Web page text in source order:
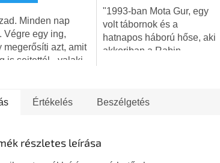
Minden nap
Végre egy ing,
megerősíti azt, amit
is sejtettél - valaki
"1993-ban Mota Gur, egy
volt tábornok és a
hatnapos háború hőse, aki
akkoriban a Rabin-
Rabin akkoriban...
Értékelés Beszélgetés
részletes leírása